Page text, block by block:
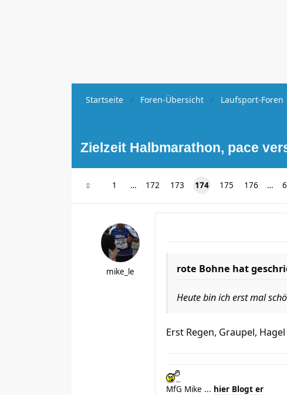
Startseite Foren-Übersicht Laufsport-Foren
Zielzeit Halbmarathon, pace
1 … 172 173 174 175 176 …
mike_le rote Bohne hat
Heute bin ich erst mal
Erst Regen, Graupel,
MfG Mike ... hier Blogt er